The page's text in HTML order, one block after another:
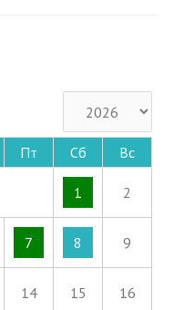
Пт Сб Вс
1 2
7 8 9
14 15 16